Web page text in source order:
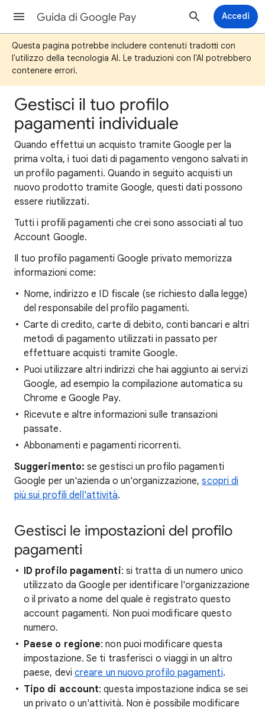
Guida di Google Pay Accedi
Questa pagina potrebbe includere contenuti tradotti con
l'utilizzo della tecnologia AI. Le traduzioni con l'AI potrebbero
contenere errori.
Gestisci il tuo profilo
pagamenti individuale
Quando effettui un acquisto tramite Google per la
prima volta, i tuoi dati di pagamento vengono salvati in
un profilo pagamenti. Quando in seguito acquisti un
nuovo prodotto tramite Google, questi dati possono
essere riutilizzati.
Tutti i profili pagamenti che crei sono associati al tuo
Account Google.
Il tuo profilo pagamenti Google privato memorizza
informazioni come:
Nome, indirizzo e ID fiscale (se richiesto dalla legge)
del responsabile del profilo pagamenti.
Carte di credito, carte di debito, conti bancari e altri
metodi di pagamento utilizzati in passato per
effettuare acquisti tramite Google.
Puoi utilizzare altri indirizzi che hai aggiunto ai servizi
Google, ad esempio la compilazione automatica su
Chrome e Google Pay.
Ricevute e altre informazioni sulle transazioni
passate.
Abbonamenti e pagamenti ricorrenti.
Suggerimento: se gestisci un profilo pagamenti
Google per un'azienda o un'organizzazione,scopri di
più sui profili dell'attività.
Gestisci le impostazioni del profilo
pagamenti
ID profilo pagamenti: si tratta di un numero unico
utilizzato da Google per identificare l'organizzazione
o il privato a nome del quale è registrato questo
account pagamenti. Non puoi modificare questo
numero.
Paese o regione: non puoi modificare questa
impostazione. Se ti trasferisci o viaggi in un altro
paese, devi creare un nuovo profilo pagamenti.
Tipo di account: questa impostazione indica se sei
un privato o un'attività. Non è possibile modificare